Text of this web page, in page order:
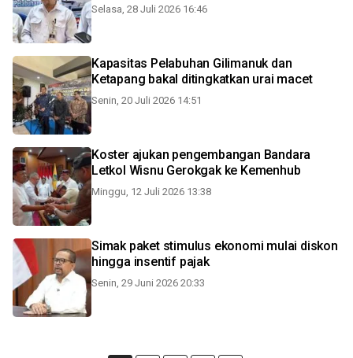
Selasa, 28 Juli 2026 16:46
Kapasitas Pelabuhan Gilimanuk dan
Ketapang bakal ditingkatkan urai macet
Senin, 20 Juli 2026 14:51
Koster ajukan pengembangan Bandara
Letkol Wisnu Gerokgak ke Kemenhub
Minggu, 12 Juli 2026 13:38
Simak paket stimulus ekonomi mulai diskon
hingga insentif pajak
Senin, 29 Juni 2026 20:33